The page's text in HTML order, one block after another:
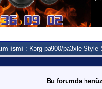
ismi : Korg pa900/pa3xle Style
Bu forumda